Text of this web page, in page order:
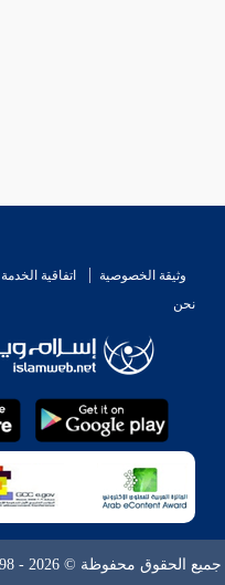
وثيقة الخصوصية اتفاقية الخدمة
نحن
جميع الحقوق محفوظة © 2026 - 1998 لشبكة إسلام ويب